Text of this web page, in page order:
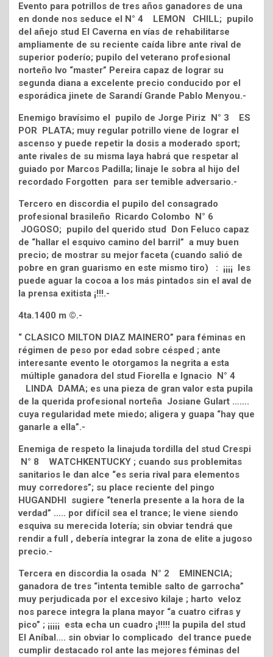
Evento para potrillos de tres años ganadores de una
en donde nos seduce el N° 4 LEMON CHILL; pupilo
del añejo stud El Caverna en vías de rehabilitarse
ampliamente de su reciente caída libre ante rival de
superior poderío; pupilo del veterano profesional
norteño Ivo “master” Pereira capaz de lograr su
segunda diana a excelente precio conducido por el
esporádica jinete de Sarandí Grande Pablo Menyou.-
Enemigo bravísimo el pupilo de Jorge Piriz N° 3 ES
POR PLATA; muy regular potrillo viene de lograr el
ascenso y puede repetir la dosis a moderado sport;
ante rivales de su misma laya habrá que respetar al
guiado por Marcos Padilla; linaje le sobra al hijo del
recordado Forgotten para ser temible adversario.-
Tercero en discordia el pupilo del consagrado
profesional brasileño Ricardo Colombo N° 6
JOGOSO; pupilo del querido stud Don Feluco capaz
de “hallar el esquivo camino del barril” a muy buen
precio; de mostrar su mejor faceta (cuando salió de
pobre en gran guarismo en este mismo tiro) : ¡¡¡¡ les
puede aguar la cocoa a los más pintados sin el aval de
la prensa exitista ¡!!!.-
4ta.1400 m ©.-
“ CLASICO MILTON DIAZ MAINERO” para féminas en
régimen de peso por edad sobre césped ; ante
interesante evento le otorgamos la negrita a esta
múltiple ganadora del stud Fiorella e Ignacio N° 4
LINDA DAMA; es una pieza de gran valor esta pupila
de la querida profesional norteña Josiane Gulart …….
cuya regularidad mete miedo; aligera y guapa “hay que
ganarle a ella”.-
Enemiga de respeto la linajuda tordilla del stud Crespi
N° 8 WATCHKENTUCKY ; cuando sus problemitas
sanitarios le dan alce “es seria rival para elementos
muy corredores”; su place reciente del pingo
HUGANDHI sugiere “tenerla presente a la hora de la
verdad” ….. por difícil sea el trance; le viene siendo
esquiva su merecida lotería; sin obviar tendrá que
rendir a full , debería integrar la zona de elite a jugoso
precio.-
Tercera en discordia la osada N° 2 EMINENCIA;
ganadora de tres “intenta temible salto de garrocha”
muy perjudicada por el excesivo kilaje ; harto veloz
nos parece integra la plana mayor “a cuatro cifras y
pico” ; ¡¡¡¡¡ esta echa un cuadro ¡!!!!! la pupila del stud
El Aníbal…. sin obviar lo complicado del trance puede
cumplir destacado rol ante las mejores féminas del